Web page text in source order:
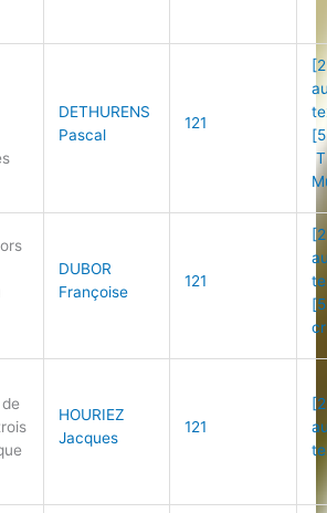
DETHURENS
Pascal
121
DUBOR
Françoise
121
HOURIEZ
Jacques
121